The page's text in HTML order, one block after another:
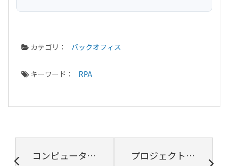
カテゴリ： バックオフィス
キーワード： RPA
コンピュータ苦手ですか？ プロジェクト管理を新しいビジネスに活かすためには？【プロジェクトは現場で起きているんだ！第62章】